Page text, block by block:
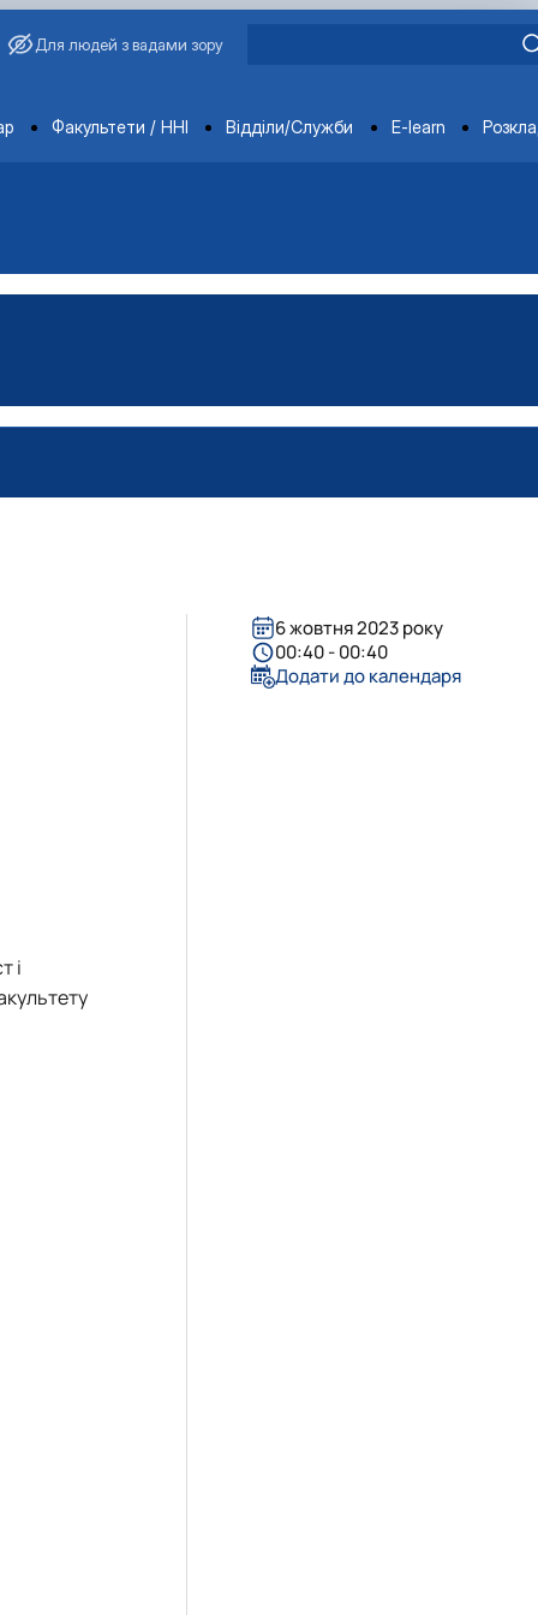
Для людей з вадами зору
Факультети / ННІ Відділи/Служби E-learn
і
6 жовтня 2023 року
00:40 - 00:40
Додати до календаря